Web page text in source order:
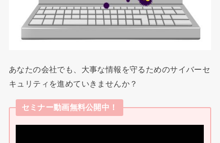
あなたの会社でも、大事な情報を守るためのサイバーセ
キュリティを進めていきませんか？
セミナー動画無料公開中！